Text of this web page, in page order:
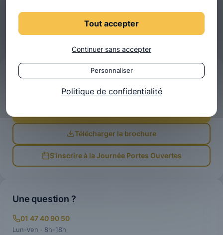
Rejoindre Ostéobio
Préparez votre avenir d'ostéopathe avec notre école.
Télécharger la brochure
S'inscrire à la Journée Portes Ouvertes
Une question ?
01 47 40 90 50
Lun-Ven · 8h-18h
Tout accepter
Continuer sans accepter
Personnaliser
Politique de confidentialité